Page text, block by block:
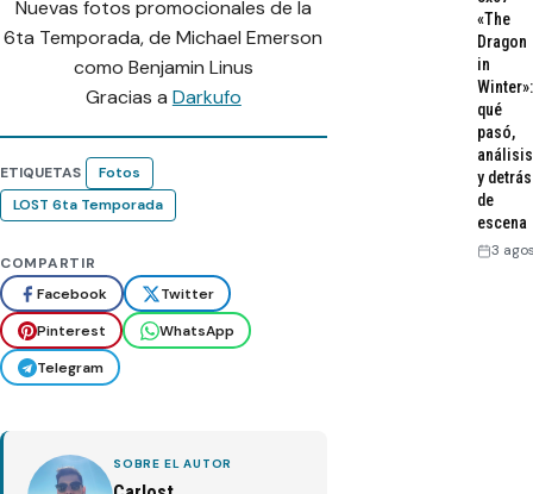
Nuevas fotos promocionales de la
6ta Temporada, de Michael Emerson
como Benjamin Linus
Gracias a Darkufo
ETIQUETAS
Fotos
LOST 6ta Temporada
COMPARTIR
Facebook
Twitter
Pinterest
WhatsApp
Telegram
SOBRE EL AUTOR
«The
Dragon
in
Winter»:
qué
pasó,
análisis
y detrás
de
escena
3